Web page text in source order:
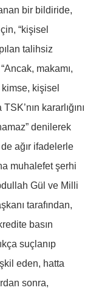
bir bildiride,
“kişisel
talihsiz
makamı,
kişisel
kararlığını
denilerek
ağır ifadelerle
muhalefet şerhi
Gül ve Milli
tarafından,
basın
suçlanıp
eden, hatta
sonra,